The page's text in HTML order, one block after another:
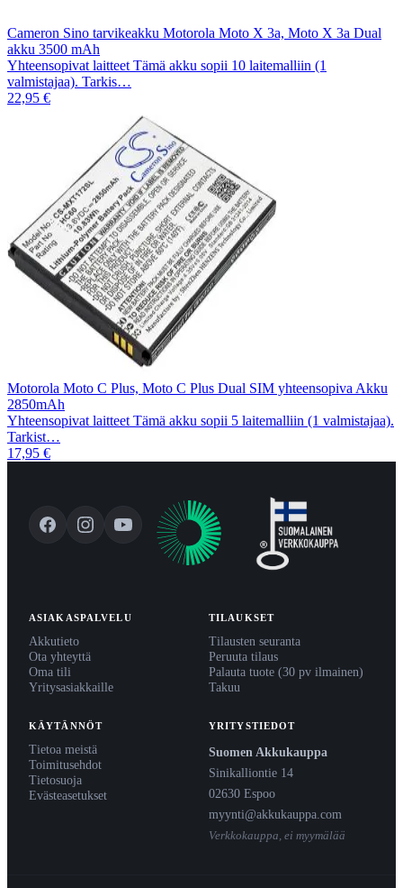
Cameron Sino tarvikeakku Motorola Moto X 3a, Moto X 3a Dual
akku 3500 mAh
Yhteensopivat laitteet Tämä akku sopii 10 laitemalliin (1
valmistajaa). Tarkis…
22,95 €
Motorola Moto C Plus, Moto C Plus Dual SIM yhteensopiva Akku
2850mAh
Yhteensopivat laitteet Tämä akku sopii 5 laitemalliin (1 valmistajaa).
Tarkist…
17,95 €
ASIAKASPALVELU
Akkutieto
Ota yhteyttä
Oma tili
Yritysasiakkaille
TILAUKSET
Tilausten seuranta
Peruuta tilaus
Palauta tuote (30 pv ilmainen)
Takuu
KÄYTÄNNÖT
Tietoa meistä
Toimitusehdot
Tietosuoja
Evästeasetukset
YRITYSTIEDOT
Suomen Akkukauppa
Sinikalliontie 14
02630 Espoo
myynti@akkukauppa.com
Verkkokauppa, ei myymälää